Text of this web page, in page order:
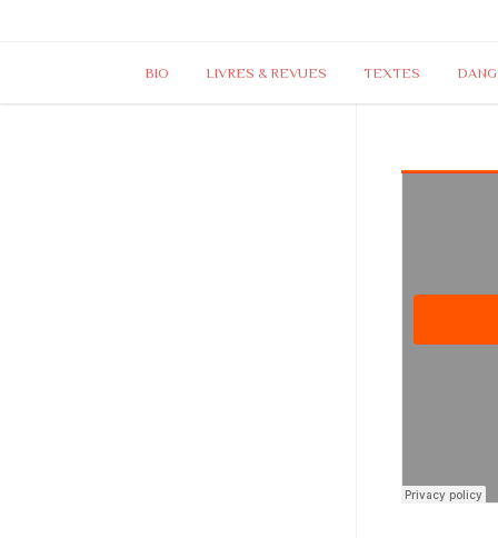
BIO LIVRES & REVUES TEXTES